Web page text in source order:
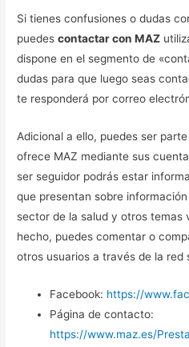
Si tienes confusiones o dudas
puedescontactar con MAZ
dispone en el segmento de
dudas para que luego seas
te responderá por correo
Adicional a ello, puedes ser
ofrece MAZ mediante sus
ser seguidor podrás estar
que presentan sobre
sector de la salud y otros temas
hecho, puedes comentar o
otros usuarios a través de la red
Facebook: https://
Página de contacto:
https://www.maz.es/